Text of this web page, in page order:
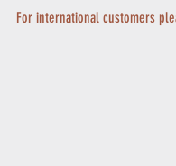
For international customers